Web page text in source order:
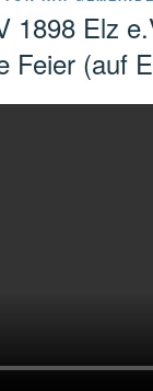
1898 Elz
Feier (auf